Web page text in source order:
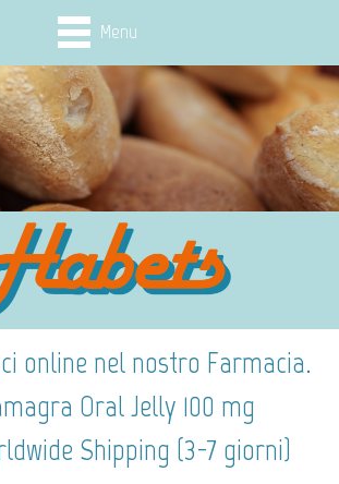
Menu
online nel nostro Farmacia.
Oral Jelly 100 mg
Shipping (3-7 giorni)